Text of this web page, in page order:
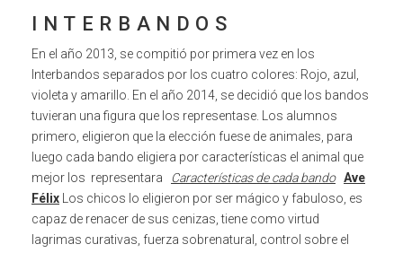
INTERBANDOS
En el año 2013, se compitió por primera vez en los
Interbandos separados por los cuatro colores: Rojo, azul,
violeta y amarillo. En el año 2014, se decidió que los bandos
tuvieran una figura que los representase. Los alumnos
primero, eligieron que la elección fuese de animales, para
luego cada bando eligiera por características el animal que
mejor los representara
Características de cada bando Ave
Félix Los chicos lo eligieron por ser mágico y fabuloso, es
capaz de renacer de sus cenizas, tiene como virtud
lagrimas curativas, fuerza sobrenatural, control sobre el